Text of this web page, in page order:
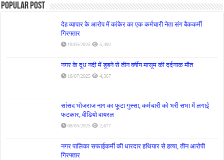
Popular Post
देह व्यापार के आरोप में कांकेर का एक कर्मचारी नेता संग बैककर्मी
गिरफ्तार
18/05/2025 5,392
नगर के दूध नदी में डूबने से तीन वर्षीय मासूम की दर्दनाक मौत
18/07/2025 4,367
सांसद भोजराज नाग का फूटा गुस्सा, कर्मचारी को भरी सभा में लगाई
फटकार, वीडियो वायरल
08/05/2025 2,677
नगर पालिका सफाईकर्मी की धारदार हथियार से हत्या, तीन आरोपी
गिरफ्तार